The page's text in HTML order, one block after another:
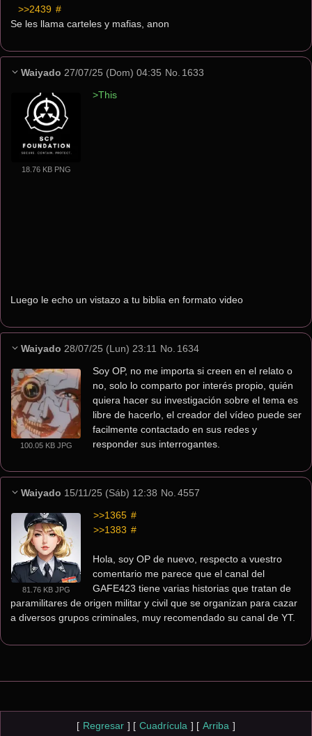
>>2439 #
Se les llama carteles y mafias, anon
Waiyado 27/07/25 (Dom) 04:35 No. 1633
18.76 KB PNG
>This
Luego le echo un vistazo a tu biblia en formato video
Waiyado 28/07/25 (Lun) 23:11 No. 1634
100.05 KB JPG
Soy OP, no me importa si creen en el relato o
no, solo lo comparto por interés propio, quién
quiera hacer su investigación sobre el tema es
libre de hacerlo, el creador del vídeo puede ser
facilmente contactado en sus redes y
responder sus interrogantes.
Waiyado 15/11/25 (Sáb) 12:38 No. 4557
81.76 KB JPG
>>1365 #
>>1383 #
Hola, soy OP de nuevo, respecto a vuestro
comentario me parece que el canal del
GAFE423 tiene varias historias que tratan de
paramilitares de origen militar y civil que se organizan para cazar
a diversos grupos criminales, muy recomendado su canal de YT.
[ Regresar ] [ Cuadrícula ] [ Arriba ]